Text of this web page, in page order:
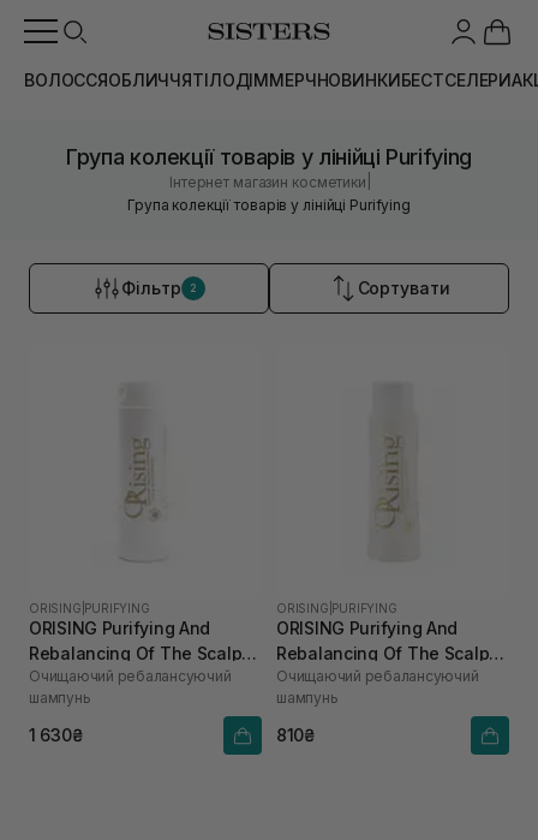
ВОЛОССЯОБЛИЧЧЯТІЛОДІММЕРЧНОВИНКИБЕСТСЕЛЕРИ
Група колекції товарів у лінійці Purifying
Інтернет магазин косметики
Група колекції товарів у лінійці Purifying
Фільтр 2 Сортувати
ORISING PURIFYING
ORISING Purifying And
Rebalancing Of The Scalp
Shampoo 250 мл
Очищаючий ребалансуючий
шампунь
1 630₴
ORISING PURIFYING
ORISING Purifying And
Rebalancing Of The Scalp
Shampoo 100 мл
Очищаючий ребалансуючий
шампунь
810₴